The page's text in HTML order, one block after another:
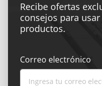
Recibe ofertas
consejos para
productos.
Correo electrónico